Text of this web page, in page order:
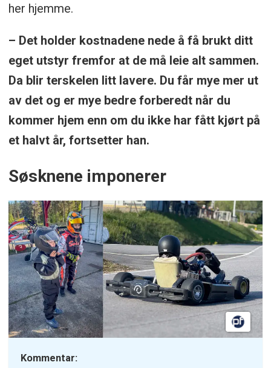
her hjemme.
– Det holder kostnadene nede å få brukt ditt
eget utstyr fremfor at de må leie alt sammen.
Da blir terskelen litt lavere. Du får mye mer ut
av det og er mye bedre forberedt når du
kommer hjem enn om du ikke har fått kjørt på
et halvt år, fortsetter han.
Søsknene imponerer
Kommentar: